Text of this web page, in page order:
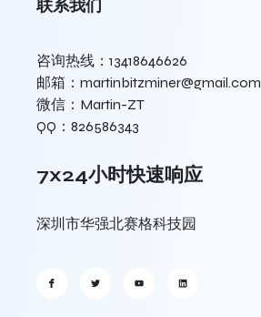
联系我们
咨询热线：13418646626
邮箱：martinbitzminer@gmail.com
微信：Martin-ZT
QQ：826586343
7x24小时快速响应
深圳市华强北赛格科技园